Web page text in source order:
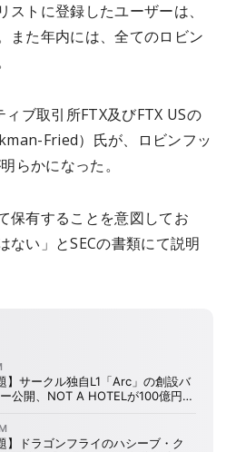
トに登録したユーザーは、
また年内には、全てのロビン
ブ取引所FTX及びFTX USの
Fried）氏が、ロビンフッ
らかになった。
保有することを意図してお
ない」とSECの書類にて説明